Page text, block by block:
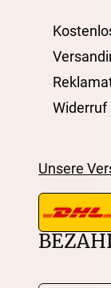
Widerruf
Unsere